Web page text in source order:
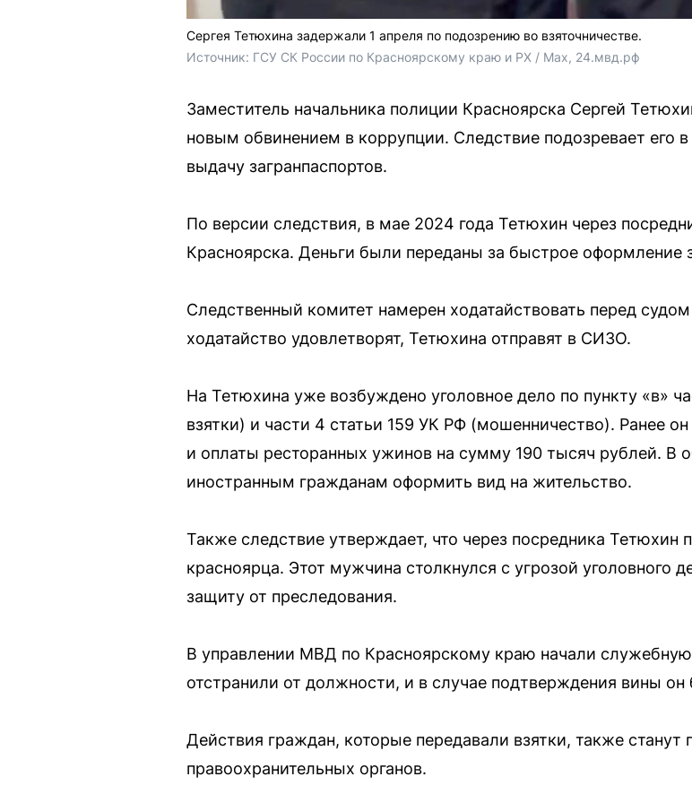
Сергея Тетюхина задержали 1 апреля по подозрению во взяточничестве.
Источник: ГСУ СК России по Красноярскому краю и РХ / Max, 24.мвд.рф
Заместитель начальника полиции Красноярска Сергей
новым обвинением в коррупции. Следствие подозревает его
выдачу загранпаспортов.
По версии следствия, в мае 2024 года Тетюхин через
Красноярска. Деньги были переданы за быстрое оформление
Следственный комитет намерен ходатайствовать перед
ходатайство удовлетворят, Тетюхина отправят в СИЗО.
На Тетюхина уже возбуждено уголовное дело по пункту «в»
взятки) и части 4 статьи 159 УК РФ (мошенничество). Ранее
и оплаты ресторанных ужинов на сумму 190 тысяч рублей. В
иностранным гражданам оформить вид на жительство.
Также следствие утверждает, что через посредника Тетюхин
красноярца. Этот мужчина столкнулся с угрозой уголовного
защиту от преследования.
В управлении МВД по Красноярскому краю начали
отстранили от должности, и в случае подтверждения вины он
Действия граждан, которые передавали взятки, также
правоохранительных органов.